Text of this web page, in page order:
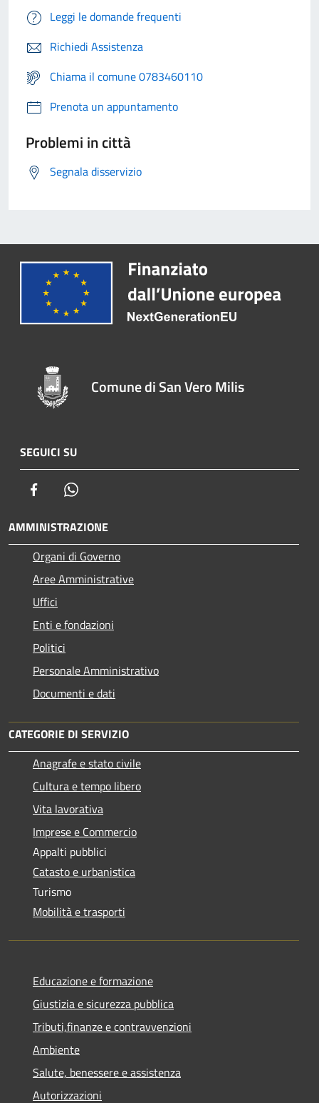
Leggi le domande frequenti
Richiedi Assistenza
Chiama il comune 0783460110
Prenota un appuntamento
Problemi in città
Segnala disservizio
Comune di San Vero Milis
SEGUICI SU
Facebook
AMMINISTRAZIONE
Organi di Governo
Aree Amministrative
Uffici
Enti e fondazioni
Politici
Personale Amministrativo
Documenti e dati
CATEGORIE DI SERVIZIO
Anagrafe e stato civile
Cultura e tempo libero
Vita lavorativa
Imprese e Commercio
Appalti pubblici
Catasto e urbanistica
Turismo
Mobilità e trasporti
Educazione e formazione
Giustizia e sicurezza pubblica
Tributi,finanze e contravvenzioni
Ambiente
Salute, benessere e assistenza
Autorizzazioni